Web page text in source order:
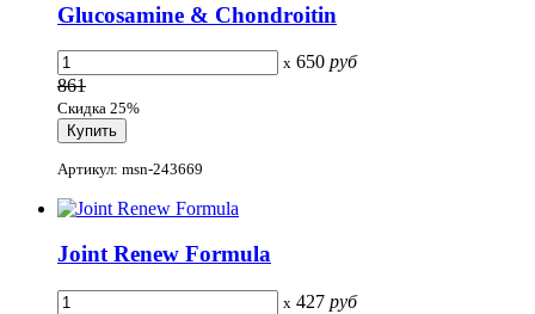
Glucosamine & Chondroitin
x 650 руб
861
Скидка 25%
Артикул: msn-243669
Joint Renew Formula
x 427 руб